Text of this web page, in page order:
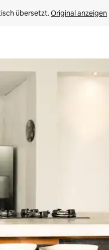
übersetzt. Original anzeigen
die Ergebnisse durch